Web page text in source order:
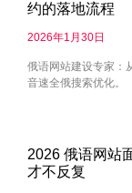
约的落地流程
2026年1月30日
俄语网站建设专家：
音速全俄搜索优化。
2026 俄语网站
才不反复